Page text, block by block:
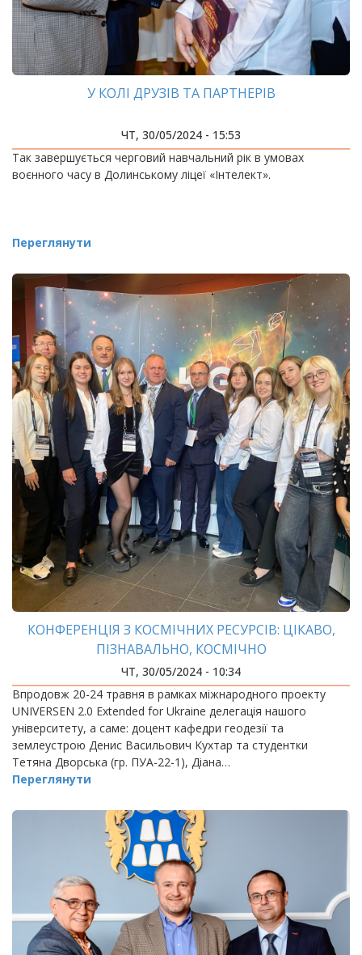
У КОЛІ ДРУЗІВ ТА ПАРТНЕРІВ
ЧТ, 30/05/2024 - 15:53
Так завершується черговий навчальний рік в умовах
воєнного часу в Долинському ліцеї «Інтелект».
Переглянути
КОНФЕРЕНЦІЯ З КОСМІЧНИХ РЕСУРСІВ: ЦІКАВО,
ПІЗНАВАЛЬНО, КОСМІЧНО
ЧТ, 30/05/2024 - 10:34
Впродовж 20-24 травня в рамках міжнародного проекту
UNIVERSEN 2.0 Extended for Ukraine делегація нашого
університету, а саме: доцент кафедри геодезії та
землеустрою Денис Васильович Кухтар та студентки
Тетяна Дворська (гр. ПУА-22-1), Діана…
Переглянути